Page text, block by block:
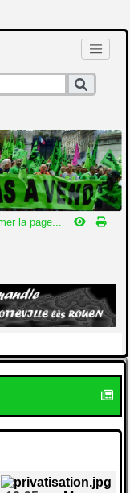
la page...